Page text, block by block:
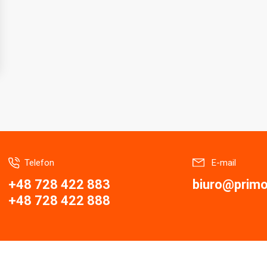
Telefon
+48 728 422 883
+48 728 422 888
E-mail